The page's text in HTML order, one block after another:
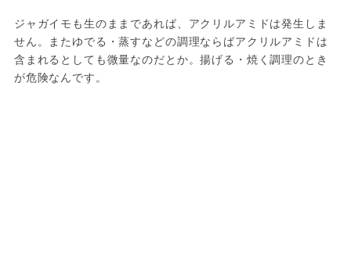
ジャガイモも生のままであれば、アクリルアミドは発生しま
せん。またゆでる・蒸すなどの調理ならばアクリルアミドは
含まれるとしても微量なのだとか。揚げる・焼く調理のとき